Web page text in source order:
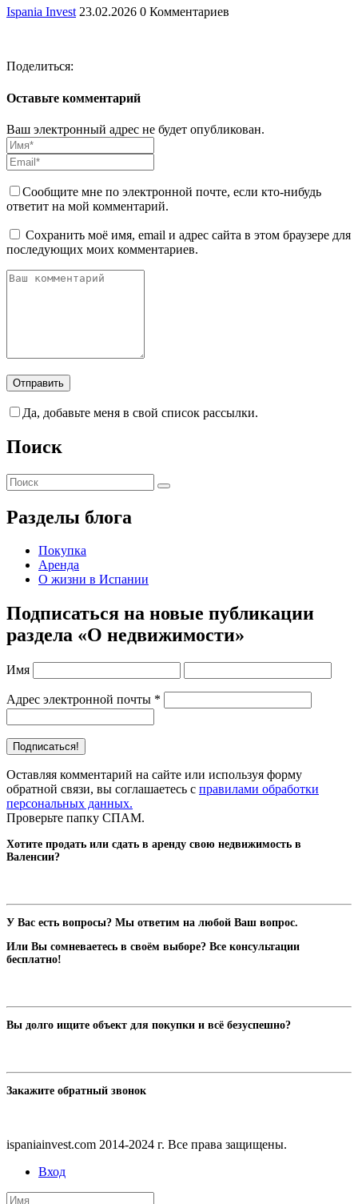
Ispania Invest 23.02.2026 0 Комментариев
Поделиться:
Оставьте комментарий
Ваш электронный адрес не будет опубликован.
Сообщите мне по электронной почте, если кто-нибудь
ответит на мой комментарий.
Сохранить моё имя, email и адрес сайта в этом браузере для
последующих моих комментариев.
Да, добавьте меня в свой список рассылки.
Поиск
Разделы блога
Покупка
Аренда
О жизни в Испании
Подписаться на новые публикации
раздела «О недвижимости»
Имя
Адрес электронной почты *
Оставляя комментарий на сайте или используя форму
обратной связи, вы соглашаетесь с правилами обработки
персональных данных.
Проверьте папку СПАМ.
Хотите продать или сдать в аренду свою недвижимость в
Валенсии?
У Вас есть вопросы? Мы ответим на любой Ваш вопрос.
Или Вы сомневаетесь в своём выборе? Все консультации
бесплатно!
Вы долго ищите объект для покупки и всё безуспешно?
Закажите обратный звонок
ispaniainvest.com 2014-2024 г. Все права защищены.
Вход